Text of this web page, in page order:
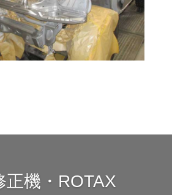
正機・ROTAX